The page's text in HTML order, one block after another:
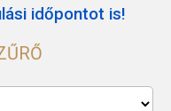
időpontot is!